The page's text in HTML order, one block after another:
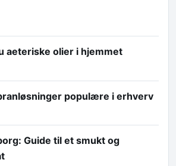
aeteriske olier i hjemmet
populære i erhverv
Guide til et smukt og